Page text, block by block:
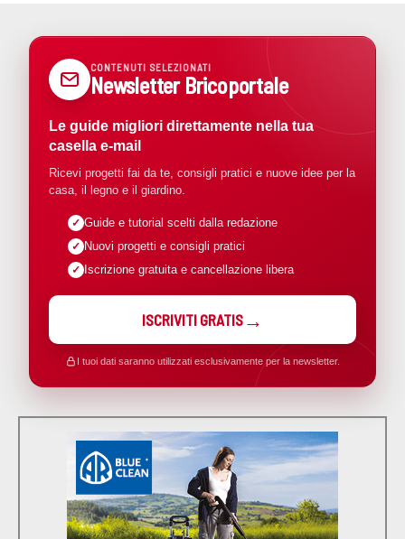
CONTENUTI SELEZIONATI
Newsletter Bricoportale
Le guide migliori direttamente nella tua
casella e-mail
Ricevi progetti fai da te, consigli pratici e nuove idee per la
casa, il legno e il giardino.
Guide e tutorial scelti dalla redazione
Nuovi progetti e consigli pratici
Iscrizione gratuita e cancellazione libera
ISCRIVITI GRATIS
I tuoi dati saranno utilizzati esclusivamente per la newsletter.